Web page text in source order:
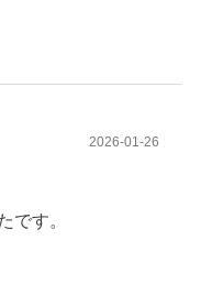
2026-01-26
です。